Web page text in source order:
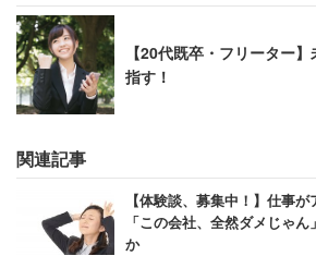
【20代既卒・フリーター
指す！
関連記事
【体験談、募集中！】仕事
「この会社、全然ダメじゃ
か